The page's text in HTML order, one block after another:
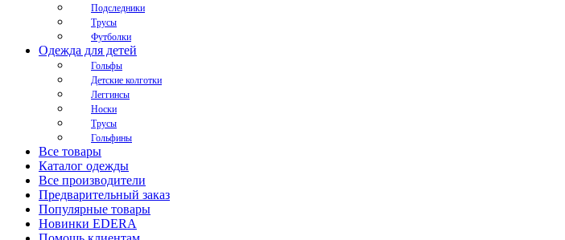
Подследники
Трусы
Футболки
Одежда для детей
Гольфы
Детские колготки
Леггинсы
Носки
Трусы
Гольфины
Все товары
Каталог одежды
Все производители
Предварительный заказ
Популярные товары
Новинки EDERA